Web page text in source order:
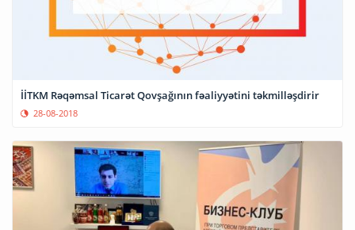
İİTKM Rəqəmsal Ticarət Qovşağının fəaliyyətini təkmilləşdirir
28-08-2018